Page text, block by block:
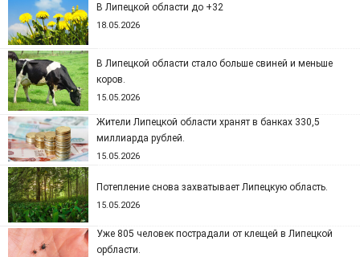
В Липецкой области до +32
18.05.2026
В Липецкой области стало больше свиней и меньше
коров.
15.05.2026
Жители Липецкой области хранят в банках 330,5
миллиарда рублей.
15.05.2026
Потепление снова захватывает Липецкую область.
15.05.2026
Уже 805 человек пострадали от клещей в Липецкой
орбласти.